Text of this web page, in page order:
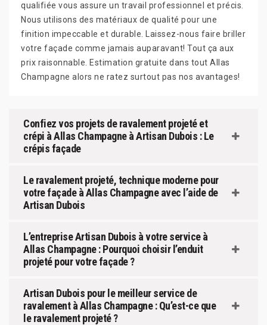
qualifiée vous assure un travail professionnel et précis.
Nous utilisons des matériaux de qualité pour une
finition impeccable et durable. Laissez-nous faire briller
votre façade comme jamais auparavant! Tout ça aux
prix raisonnable. Estimation gratuite dans tout Allas
Champagne alors ne ratez surtout pas nos avantages!
Confiez vos projets de ravalement projeté et
crépi à Allas Champagne à Artisan Dubois : Le
crépis façade
Le ravalement projeté, technique moderne pour
votre façade à Allas Champagne avec l’aide de
Artisan Dubois
L’entreprise Artisan Dubois à votre service à
Allas Champagne : Pourquoi choisir l’enduit
projeté pour votre façade ?
Artisan Dubois pour le meilleur service de
ravalement à Allas Champagne : Qu’est-ce que
le ravalement projeté ?